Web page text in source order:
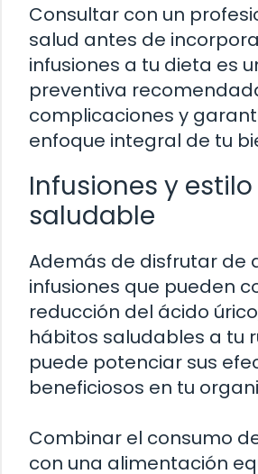
Consultar con un
salud antes de
infusiones a tu dieta es
preventiva
complicaciones y
enfoque integral de tu
Infusiones y
saludable
Además de disfrutar de
infusiones que pueden
reducción del ácido
hábitos saludables a tu
puede potenciar sus
beneficiosos en tu
Combinar el consumo
con una alimentación